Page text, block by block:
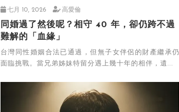
七月 10, 2026 高愛倫
同婚過了然後呢？相守 40 年，卻仍跨不過
難解的「血緣」
台灣同性婚姻合法已通過，但無子女伴侶的財產繼承仍
面臨挑戰。當兄弟姊妹特留分遇上幾十年的相伴，遺...